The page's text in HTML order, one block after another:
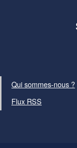
Qui sommes-nous ?
Flux RSS